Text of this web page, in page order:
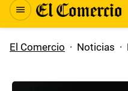
El Comercio · Noticias ·